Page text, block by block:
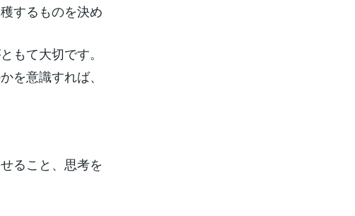
するものを決め
もて大切です。
を意識すれば、
ること、思考を